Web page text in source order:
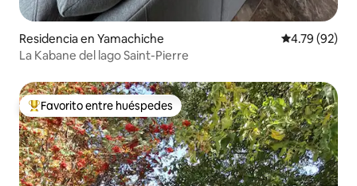
Residencia en Yamachiche Calificación
4.79 (92)
La Kabane del lago Saint-Pierre
De los mejores en Favorito entre huéspedes
Favorito entre huéspedes